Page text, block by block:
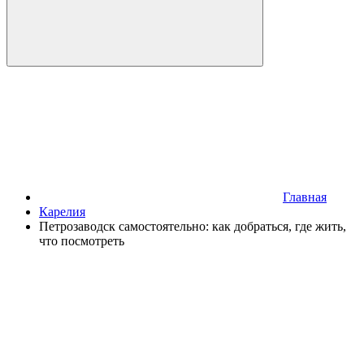
Главная
Карелия
Петрозаводск самостоятельно: как добраться, где жить,
что посмотреть